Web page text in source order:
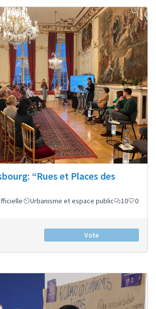
“Rues et Places des
Urbanisme et espace public 10 0
Vote